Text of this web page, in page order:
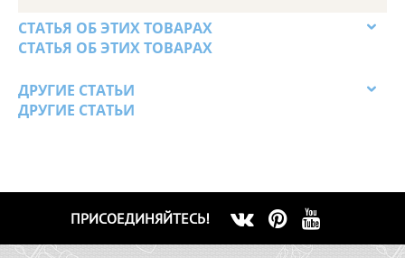
СТАТЬЯ ОБ ЭТИХ ТОВАРАХ
СТАТЬЯ ОБ ЭТИХ ТОВАРАХ
ДРУГИЕ СТАТЬИ
ДРУГИЕ СТАТЬИ
ПРИСОЕДИНЯЙТЕСЬ!